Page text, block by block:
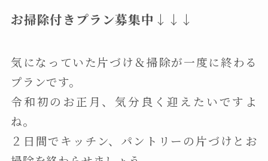
お掃除付きプラン募集中↓↓↓
気になっていた片づけ＆掃除が一度に終わる
プランです。
令和初のお正月、気分良く迎えたいですよ
ね。
２日間でキッチン、パントリーの片づけとお